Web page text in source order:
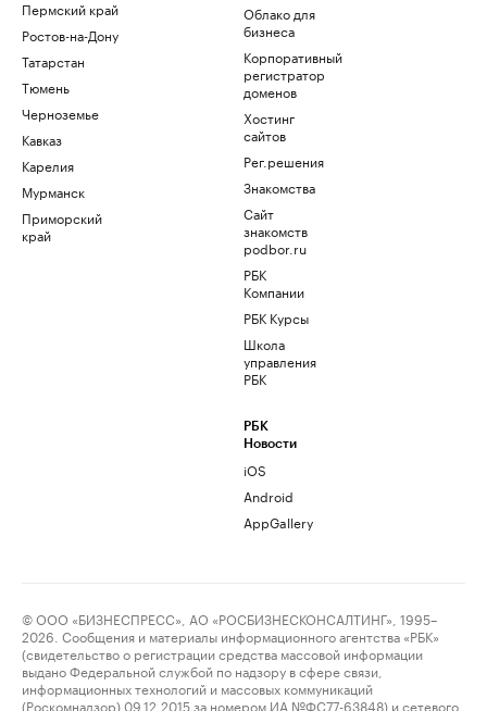
Пермский край
Ростов-на-Дону
Татарстан
Тюмень
Черноземье
Кавказ
Карелия
Мурманск
Приморский
край
Облако для
бизнеса
Корпоративный
регистратор
доменов
Хостинг
сайтов
Рег.решения
Знакомства
Сайт
знакомств
podbor.ru
РБК
Компании
РБК Курсы
Школа
управления
РБК
РБК
Новости
iOS
Android
AppGallery
© ООО «БИЗНЕСПРЕСС», АО «РОСБИЗНЕСКОНСАЛТИНГ», 1995–
2026. Сообщения и материалы информационного агентства «РБК»
(свидетельство о регистрации средства массовой информации
выдано Федеральной службой по надзору в сфере связи,
информационных технологий и массовых коммуникаций
(Роскомнадзор) 09.12.2015 за номером ИА №ФС77-63848) и сетевого